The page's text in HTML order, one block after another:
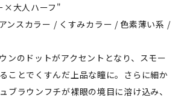
×大人ハーフ"
ンスカラー / くすみカラー / 色素薄い系 /
ンのドットがアクセントとなり、スモー
ことでくすんだ上品な瞳に。さらに細か
ブラウンフチが裸眼の境目に溶け込み、